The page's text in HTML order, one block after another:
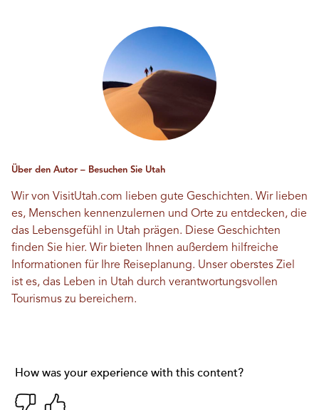
Über den Autor – Besuchen Sie Utah
Wir von VisitUtah.com lieben gute Geschichten. Wir lieben
es, Menschen kennenzulernen und Orte zu entdecken, die
das Lebensgefühl in Utah prägen. Diese Geschichten
finden Sie hier. Wir bieten Ihnen außerdem hilfreiche
Informationen für Ihre Reiseplanung. Unser oberstes Ziel
ist es, das Leben in Utah durch verantwortungsvollen
Tourismus zu bereichern.